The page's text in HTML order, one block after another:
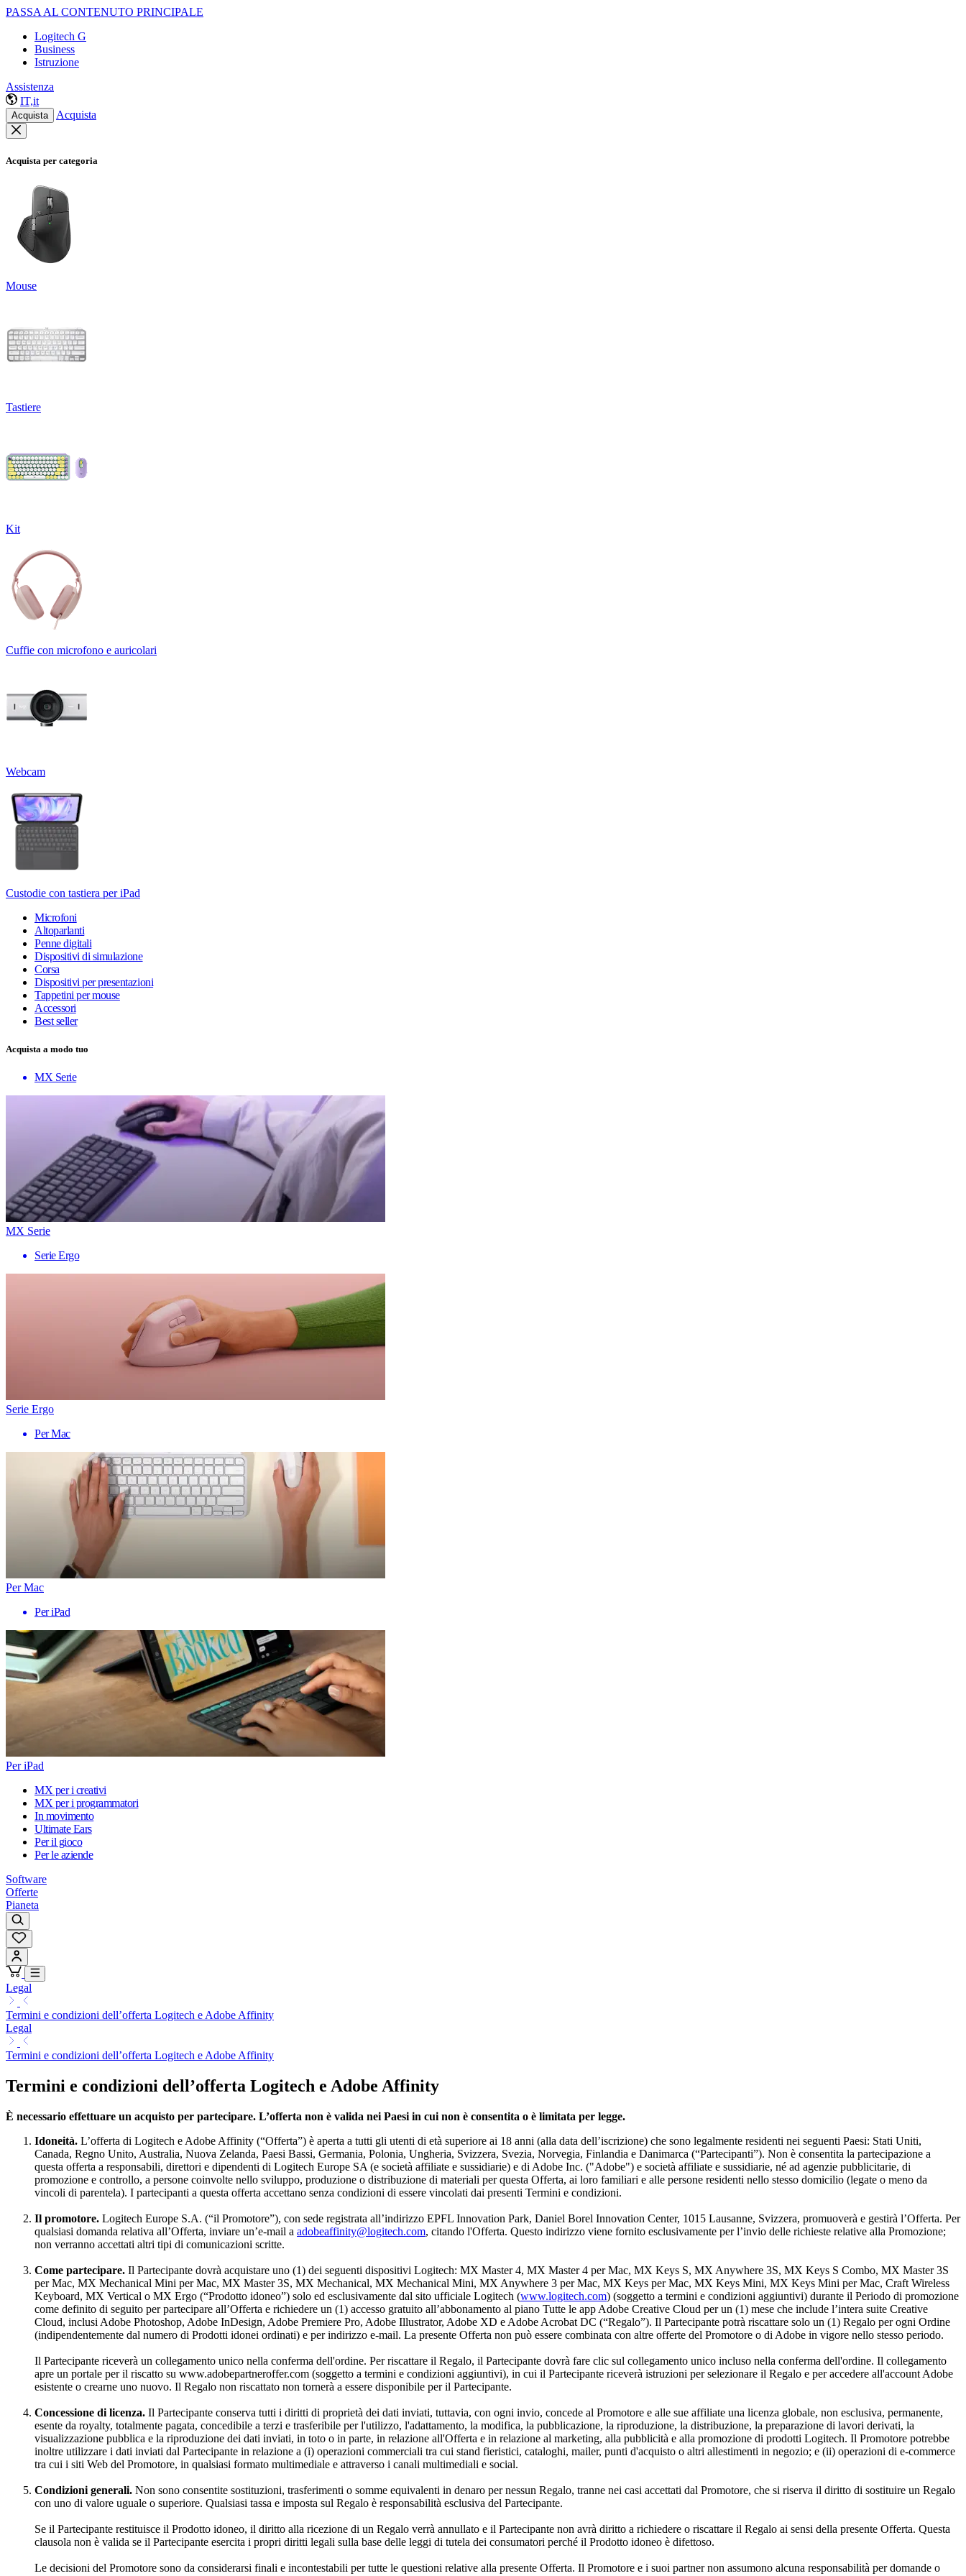
PASSA AL CONTENUTO PRINCIPALE
Logitech G
Business
Istruzione
Assistenza
IT,it
Acquista Acquista
Acquista per categoria
Mouse
Tastiere
Kit
Cuffie con microfono e auricolari
Webcam
Custodie con tastiera per iPad
Microfoni
Altoparlanti
Penne digitali
Dispositivi di simulazione
Corsa
Dispositivi per presentazioni
Tappetini per mouse
Accessori
Best seller
Acquista a modo tuo
MX Serie
MX Serie
Serie Ergo
Serie Ergo
Per Mac
Per Mac
Per iPad
Per iPad
MX per i creativi
MX per i programmatori
In movimento
Ultimate Ears
Per il gioco
Per le aziende
Software
Offerte
Pianeta
Legal
Termini e condizioni dell’offerta Logitech e Adobe Affinity
Legal
Termini e condizioni dell’offerta Logitech e Adobe Affinity
Termini e condizioni dell’offerta Logitech e Adobe Affinity
È necessario effettuare un acquisto per partecipare. L’offerta non è valida nei Paesi in cui non è consentita o è limitata per legge.
Idoneità. L’offerta di Logitech e Adobe Affinity (“Offerta”) è aperta a tutti gli utenti di età superiore ai 18 anni (alla data dell’iscrizione) che sono legalmente residenti nei seguenti Paesi: Stati Uniti,
Canada, Regno Unito, Australia, Nuova Zelanda, Paesi Bassi, Germania, Polonia, Ungheria, Svizzera, Svezia, Norvegia, Finlandia e Danimarca (“Partecipanti”). Non è consentita la partecipazione a
questa offerta a responsabili, direttori e dipendenti di Logitech Europe SA (e società affiliate e sussidiarie) e di Adobe Inc. ("Adobe") e società affiliate e sussidiarie, né ad agenzie pubblicitarie, di
promozione e controllo, a persone coinvolte nello sviluppo, produzione o distribuzione di materiali per questa Offerta, ai loro familiari e alle persone residenti nello stesso domicilio (legate o meno da
vincoli di parentela). I partecipanti a questa offerta accettano senza condizioni di essere vincolati dai presenti Termini e condizioni.
Il promotore. Logitech Europe S.A. (“il Promotore”), con sede registrata all’indirizzo EPFL Innovation Park, Daniel Borel Innovation Center, 1015 Lausanne, Svizzera, promuoverà e gestirà l’Offerta. Per
qualsiasi domanda relativa all’Offerta, inviare un’e-mail a adobeaffinity@logitech.com, citando l'Offerta. Questo indirizzo viene fornito esclusivamente per l’invio delle richieste relative alla Promozione;
non verranno accettati altri tipi di comunicazioni scritte.
Come partecipare. Il Partecipante dovrà acquistare uno (1) dei seguenti dispositivi Logitech: MX Master 4, MX Master 4 per Mac, MX Keys S, MX Anywhere 3S, MX Keys S Combo, MX Master 3S
per Mac, MX Mechanical Mini per Mac, MX Master 3S, MX Mechanical, MX Mechanical Mini, MX Anywhere 3 per Mac, MX Keys per Mac, MX Keys Mini, MX Keys Mini per Mac, Craft Wireless
Keyboard, MX Vertical o MX Ergo (“Prodotto idoneo”) solo ed esclusivamente dal sito ufficiale Logitech (www.logitech.com) (soggetto a termini e condizioni aggiuntivi) durante il Periodo di promozione
come definito di seguito per partecipare all’Offerta e richiedere un (1) accesso gratuito all’abbonamento al piano Tutte le app Adobe Creative Cloud per un (1) mese che include l’intera suite Creative
Cloud, inclusi Adobe Photoshop, Adobe InDesign, Adobe Premiere Pro, Adobe Illustrator, Adobe XD e Adobe Acrobat DC (“Regalo”). Il Partecipante potrà riscattare solo un (1) Regalo per ogni Ordine
(indipendentemente dal numero di Prodotti idonei ordinati) e per indirizzo e-mail. La presente Offerta non può essere combinata con altre offerte del Promotore o di Adobe in vigore nello stesso periodo.
Il Partecipante riceverà un collegamento unico nella conferma dell'ordine. Per riscattare il Regalo, il Partecipante dovrà fare clic sul collegamento unico incluso nella conferma dell'ordine. Il collegamento
apre un portale per il riscatto su www.adobepartneroffer.com (soggetto a termini e condizioni aggiuntivi), in cui il Partecipante riceverà istruzioni per selezionare il Regalo e per accedere all'account Adobe
esistente o crearne uno nuovo. Il Regalo non riscattato non tornerà a essere disponibile per il Partecipante.
Concessione di licenza. Il Partecipante conserva tutti i diritti di proprietà dei dati inviati, tuttavia, con ogni invio, concede al Promotore e alle sue affiliate una licenza globale, non esclusiva, permanente,
esente da royalty, totalmente pagata, concedibile a terzi e trasferibile per l'utilizzo, l'adattamento, la modifica, la pubblicazione, la riproduzione, la distribuzione, la preparazione di lavori derivati, la
visualizzazione pubblica e la riproduzione dei dati inviati, in toto o in parte, in relazione all'Offerta e in relazione al marketing, alla pubblicità e alla promozione di prodotti Logitech. Il Promotore potrebbe
inoltre utilizzare i dati inviati dal Partecipante in relazione a (i) operazioni commerciali tra cui stand fieristici, cataloghi, mailer, punti d'acquisto o altri allestimenti in negozio; e (ii) operazioni di e-commerce
tra cui i siti Web del Promotore, in qualsiasi formato multimediale e attraverso i canali multimediali e social.
Condizioni generali. Non sono consentite sostituzioni, trasferimenti o somme equivalenti in denaro per nessun Regalo, tranne nei casi accettati dal Promotore, che si riserva il diritto di sostituire un Regalo
con uno di valore uguale o superiore. Qualsiasi tassa e imposta sul Regalo è responsabilità esclusiva del Partecipante.
Se il Partecipante restituisce il Prodotto idoneo, il diritto alla ricezione di un Regalo verrà annullato e il Partecipante non avrà diritto a richiedere o riscattare il Regalo ai sensi della presente Offerta. Questa
clausola non è valida se il Partecipante esercita i propri diritti legali sulla base delle leggi di tutela dei consumatori perché il Prodotto idoneo è difettoso.
Le decisioni del Promotore sono da considerarsi finali e incontestabili per tutte le questioni relative alla presente Offerta. Il Promotore e i suoi partner non assumono alcuna responsabilità per domande o